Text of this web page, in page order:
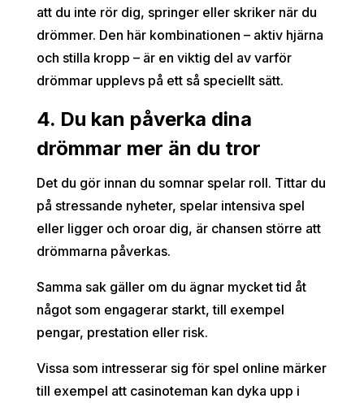
att du inte rör dig, springer eller skriker när du
drömmer. Den här kombinationen – aktiv hjärna
och stilla kropp – är en viktig del av varför
drömmar upplevs på ett så speciellt sätt.
4. Du kan påverka dina
drömmar mer än du tror
Det du gör innan du somnar spelar roll. Tittar du
på stressande nyheter, spelar intensiva spel
eller ligger och oroar dig, är chansen större att
drömmarna påverkas.
Samma sak gäller om du ägnar mycket tid åt
något som engagerar starkt, till exempel
pengar, prestation eller risk.
Vissa som intresserar sig för spel online märker
till exempel att casinoteman kan dyka upp i